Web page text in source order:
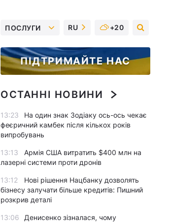
ПОСЛУГИ RU +20
ПІДТРИМАЙТЕ НАС
ОСТАННІ НОВИНИ
13:23
На один знак Зодіаку ось-ось чекає
феєричний камбек після кількох років
випробувань
13:13
Армія США витратить $400 млн на
лазерні системи проти дронів
13:12
Нові рішення Нацбанку дозволять
бізнесу залучати більше кредитів: Пишний
розкрив деталі
13:06
Денисенко зізналася, чому